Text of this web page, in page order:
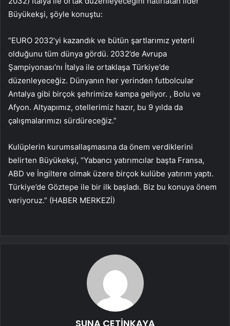
Büyükekşi, şöyle konuştu:
“EURO 2032’yi kazandık ve bütün şartlarımız yeterli
olduğunu tüm dünya gördü. 2032’de Avrupa
Şampiyonası’nı İtalya ile ortaklaşa Türkiye’de
düzenleyeceğiz. Dünyanın her yerinden futbolcular
Antalya gibi birçok şehrimize kampa geliyor. , Bolu ve
Afyon. Altyapımız, otellerimiz hazır, bu 9 yılda da
çalışmalarımızı sürdüreceğiz.”
Kulüplerin kurumsallaşmasına da önem verdiklerini
belirten Büyükekşi, “Yabancı yatırımcılar başta Fransa,
ABD ve İngiltere olmak üzere birçok kulübe yatırım yaptı.
Türkiye’de Göztepe ile bir ilk başladı. Biz bu konuya önem
veriyoruz.” (HABER MERKEZİ)
SUNA ÇETİNKAYA